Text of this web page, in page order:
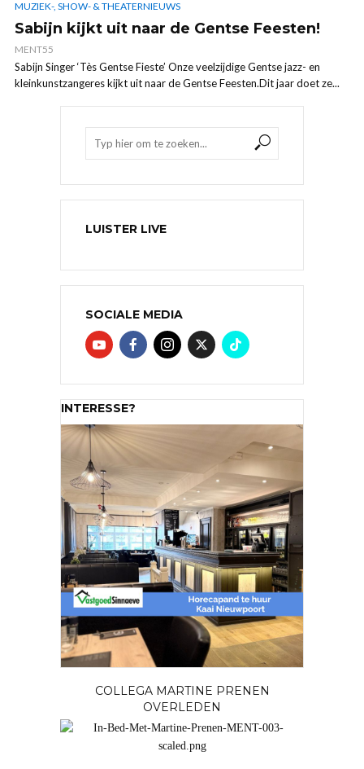
MUZIEK-, SHOW- & THEATERNIEUWS
Sabijn kijkt uit naar de Gentse Feesten!
MENT55
Sabijn Singer ‘Tès Gentse Fieste’ Onze veelzijdige Gentse jazz- en
kleinkunstzangeres kijkt uit naar de Gentse Feesten.Dit jaar doet ze...
LUISTER LIVE
SOCIALE MEDIA
INTERESSE?
COLLEGA MARTINE PRENEN
OVERLEDEN